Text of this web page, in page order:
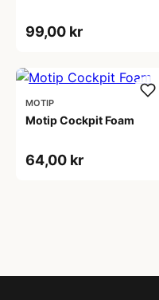
99,00 kr
MOTIP
Motip Cockpit Foam
64,00 kr